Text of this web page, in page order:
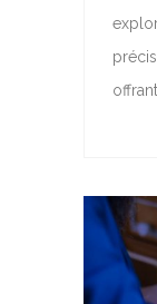
offrant…